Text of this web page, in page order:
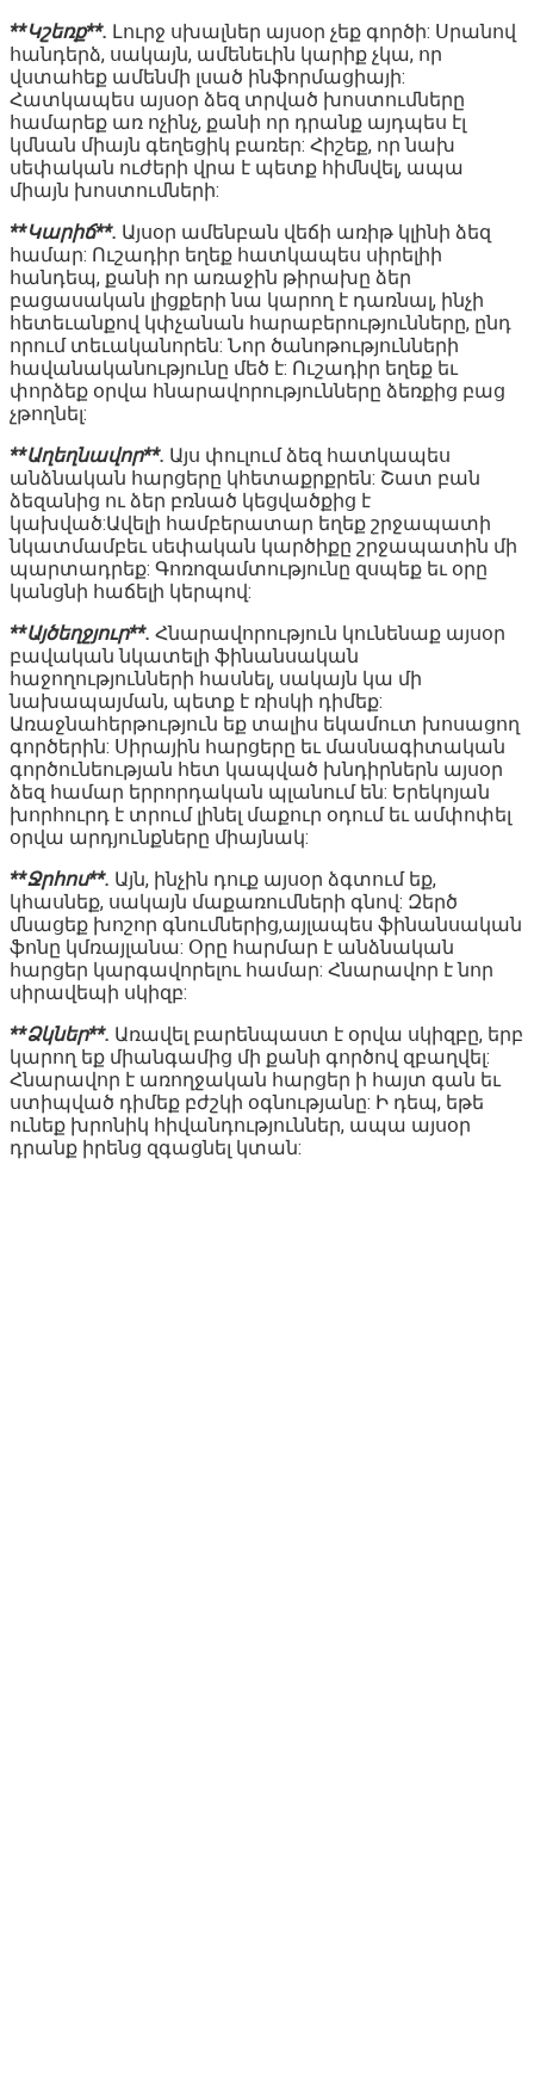
**Կշեռք**. Լուրջ սխալներ այսօր չեք գործի: Սրանով
հանդերձ, սակայն, ամենեւին կարիք չկա, որ
վստահեք ամենմի լսած ինֆորմացիայի:
Հատկապես այսօր ձեզ տրված խոստումները
համարեք առ ոչինչ, քանի որ դրանք այդպես էլ
կմնան միայն գեղեցիկ բառեր: Հիշեք, որ նախ
սեփական ուժերի վրա է պետք հիմնվել, ապա
միայն խոստումների:
**Կարիճ**. Այսօր ամենբան վեճի առիթ կլինի ձեզ
համար: Ուշադիր եղեք հատկապես սիրելիի
հանդեպ, քանի որ առաջին թիրախը ձեր
բացասական լիցքերի նա կարող է դառնալ, ինչի
հետեւանքով կփչանան հարաբերությունները, ընդ
որում տեւականորեն: Նոր ծանոթությունների
հավանականությունը մեծ է: Ուշադիր եղեք եւ
փորձեք օրվա հնարավորությունները ձեռքից բաց
չթողնել:
**Աղեղնավոր**. Այս փուլում ձեզ հատկապես
անձնական հարցերը կհետաքրքրեն: Շատ բան
ձեզանից ու ձեր բռնած կեցվածքից է
կախված:Ավելի համբերատար եղեք շրջապատի
նկատմամբեւ սեփական կարծիքը շրջապատին մի
պարտադրեք: Գոռոզամտությունը զսպեք եւ օրը
կանցնի հաճելի կերպով:
**Այծեղջյուր**. Հնարավորություն կունենաք այսօր
բավական նկատելի ֆինանսական
հաջողությունների հասնել, սակայն կա մի
նախապայման, պետք է ռիսկի դիմեք:
Առաջնահերթություն եք տալիս եկամուտ խոսացող
գործերին: Սիրային հարցերը եւ մասնագիտական
գործունեության հետ կապված խնդիրներն այսօր
ձեզ համար երրորդական պլանում են: Երեկոյան
խորհուրդ է տրում լինել մաքուր օդում եւ ամփոփել
օրվա արդյունքները միայնակ:
**Ջրհոս**. Այն, ինչին դուք այսօր ձգտում եք,
կհասնեք, սակայն մաքառումների գնով: Զերծ
մնացեք խոշոր գնումներից,այլապես ֆինանսական
ֆոնը կմռայլանա: Օրը հարմար է անձնական
հարցեր կարգավորելու համար: Հնարավոր է նոր
սիրավեպի սկիզբ:
**Ձկներ**. Առավել բարենպաստ է օրվա սկիզբը, երբ
կարող եք միանգամից մի քանի գործով զբաղվել:
Հնարավոր է առողջական հարցեր ի հայտ գան եւ
ստիպված դիմեք բժշկի օգնությանը: Ի դեպ, եթե
ունեք խրոնիկ հիվանդություններ, ապա այսօր
դրանք իրենց զգացնել կտան: